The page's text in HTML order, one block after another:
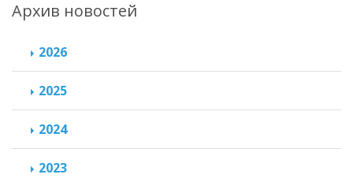
Архив новостей
2026
2025
2024
2023